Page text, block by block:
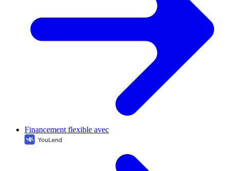
Financement flexible avec